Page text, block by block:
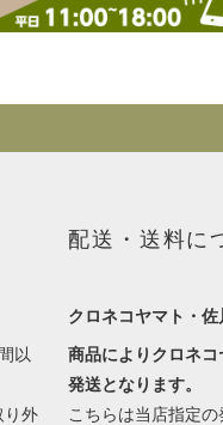
以
り外
配送・送料に
クロネコヤマト・佐
商品によりクロネ
発送となります。
こちらは当店指定